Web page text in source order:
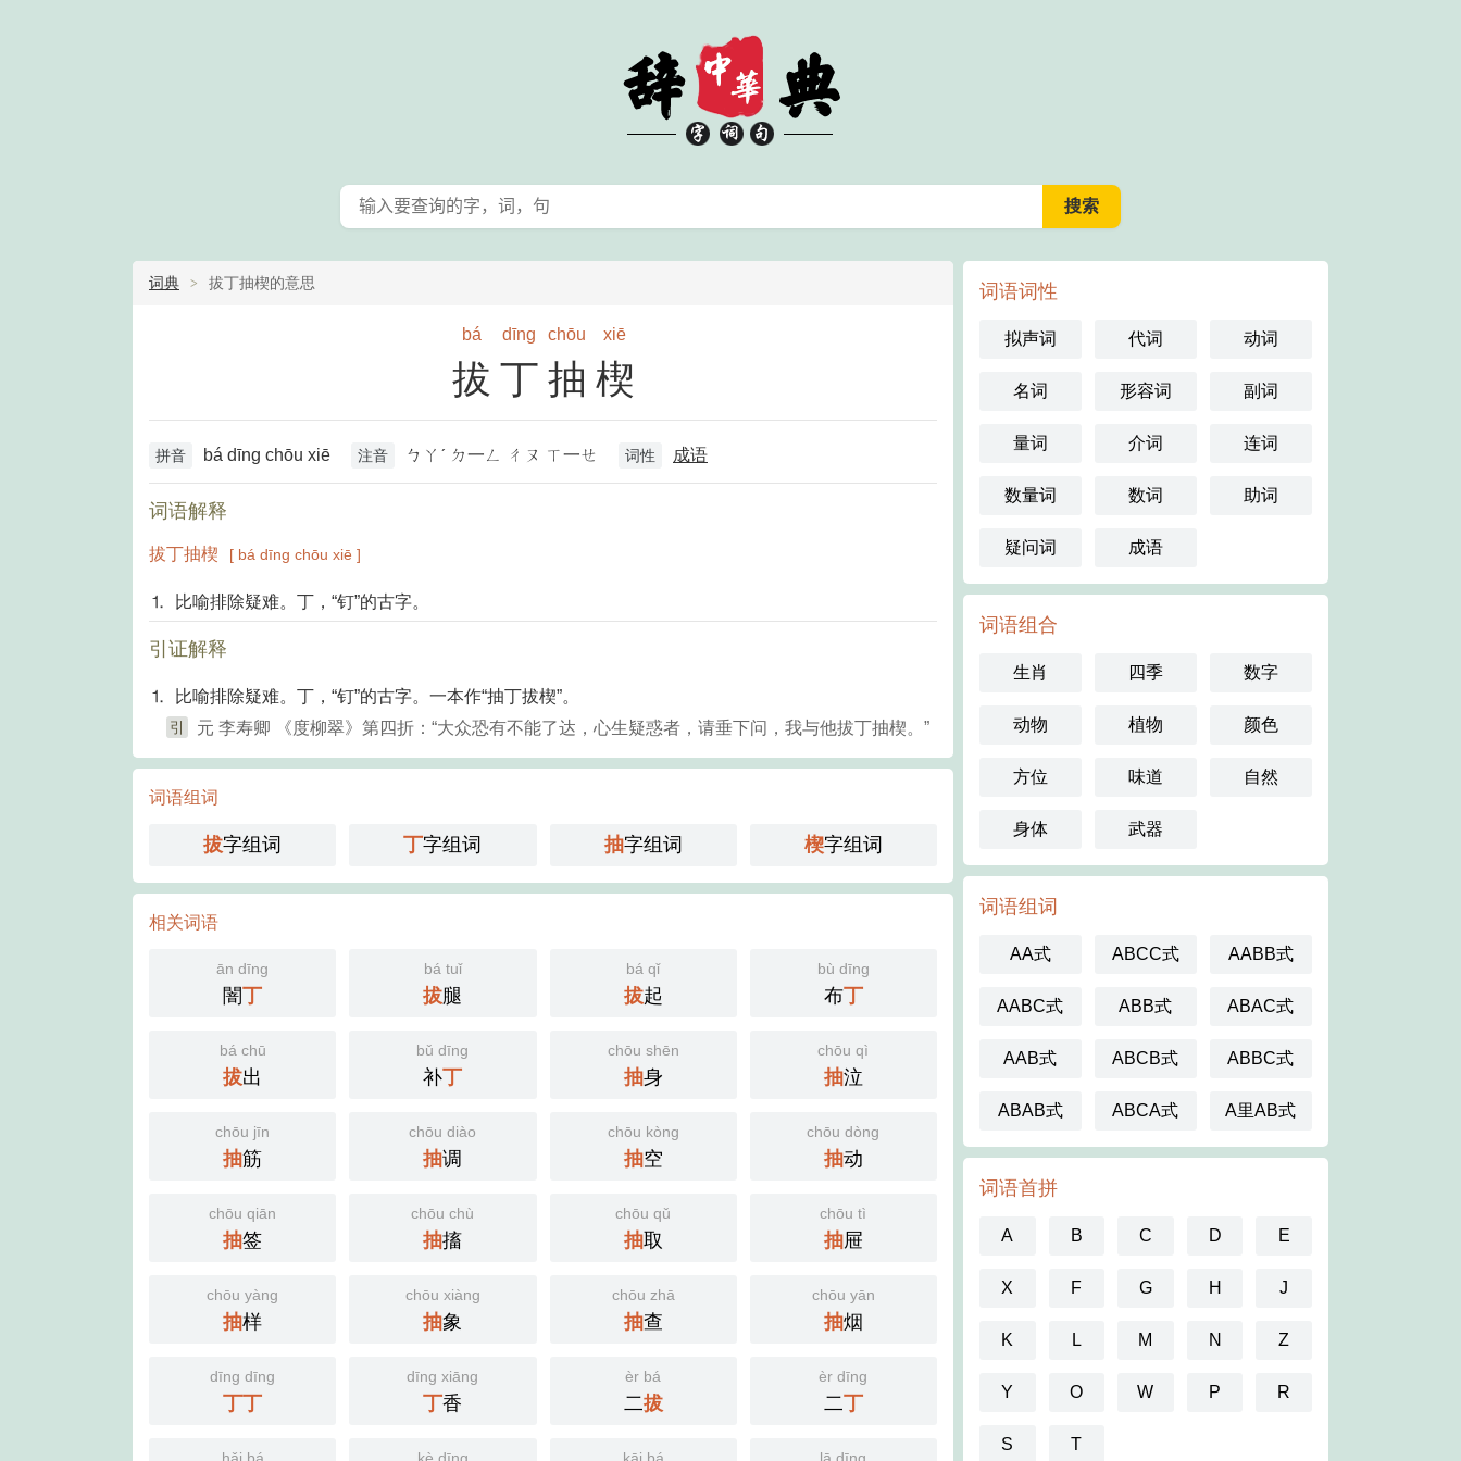
词典 拔丁抽楔的意思
bá dīng chōu xiē
拔丁抽楔
拼音 bá dīng chōu xiē 注音 ㄅㄚˊ ㄉ一ㄥ ㄔㄡ ㄒ一ㄝ 词性 成语
词语解释
拔丁抽楔 [ bá dīng chōu xiē ]
⒈ 比喻排除疑难。丁，“钉”的古字。
引证解释
⒈ 比喻排除疑难。丁，“钉”的古字。一本作“抽丁拔楔”。
引 元 李寿卿 《度柳翠》第四折：“大众恐有不能了达，心生疑惑者，请垂下问，我与他拔丁抽楔。”
词语组词
拔字组词 丁字组词 抽字组词 楔字组词
相关词语
ān dīng
闇丁
bá tuǐ
拔腿
bá qǐ
拔起
bù dīng
布丁
bá chū
拔出
bǔ dīng
补丁
chōu shēn
抽身
chōu qì
抽泣
chōu jīn
抽筋
chōu diào
抽调
chōu kòng
抽空
chōu dòng
抽动
chōu qiān
抽签
chōu chù
抽搐
chōu qǔ
抽取
chōu tì
抽屉
chōu yàng
抽样
chōu xiàng
抽象
chōu zhā
抽查
chōu yān
抽烟
dīng dīng
丁丁
dīng xiāng
丁香
èr bá
二拔
èr dīng
二丁
词语词性
拟声词 代词 动词
名词 形容词 副词
量词 介词 连词
数量词 数词 助词
疑问词 成语
词语组合
生肖 四季 数字
动物 植物 颜色
方位 味道 自然
身体 武器
词语组词
AA式 ABCC式 AABB式
AABC式 ABB式 ABAC式
AAB式 ABCB式 ABBC式
ABAB式 ABCA式 A里AB式
词语首拼
A B C D E
X F G H J
K L M N Z
Y O W P R
S T